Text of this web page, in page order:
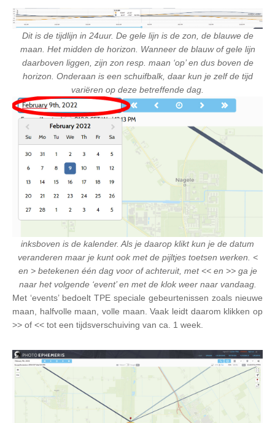
Dit is de tijdlijn in 24uur. De gele lijn is de zon, de blauwe de
maan. Het midden de horizon. Wanneer de blauw of gele lijn
daarboven liggen, zijn zon resp. maan ‘op’ en dus boven de
horizon. Onderaan is een schuifbalk, daar kun je zelf de tijd
variëren op deze betreffende dag.
inksboven is de kalender. Als je daarop klikt kun je de datum
veranderen maar je kunt ook met de pijltjes toetsen werken. <
en > betekenen één dag voor of achteruit, met << en >> ga je
naar het volgende ‘event’ en met de klok weer naar vandaag.
Met ‘events’ bedoelt TPE speciale gebeurtenissen zoals nieuwe
maan, halfvolle maan, volle maan. Vaak leidt daarom klikken op
>> of << tot een tijdsverschuiving van ca. 1 week.